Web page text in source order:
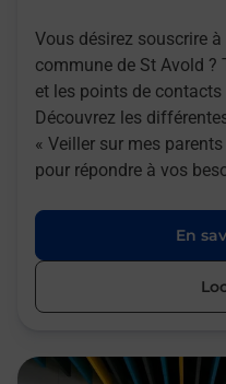
Vous désirez souscrire
commune de St Avold ?
et les points de
Découvrez les
« Veiller sur mes
pour répondre à vos
En